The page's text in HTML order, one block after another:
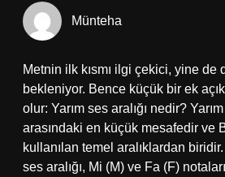
Münteha
Metnin ilk kısmı ilgi çekici, yine de
bekleniyor. Bence küçük bir ek
olur: Yarım ses aralığı nedir?
arasındaki en küçük mesafedir ve
kullanılan temel aralıklardan
ses aralığı, Mi (M) ve Fa (F)